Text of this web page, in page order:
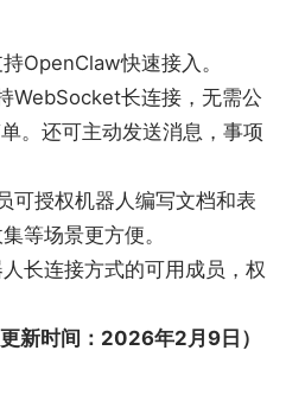
自动监控告警，降低企业运
快速接入。
长连接，无需公
。还可主动发送消息，事项
授权机器人编写文档和表
等场景更方便。
连接方式的可用成员，权
新时间：2026年2月9日）